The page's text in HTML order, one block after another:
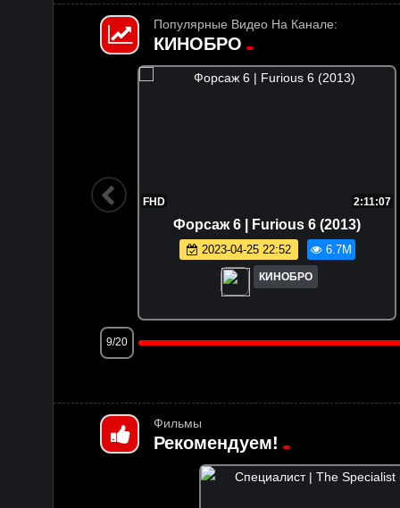
Популярные Видео На Канале:
КИНОБРО
FHD 2:11:07
Форсаж 6 | Furious 6 (2013)
2023-04-25 22:52 6.7M
КИНОБРО
9/20
Фильмы
Рекомендуем!